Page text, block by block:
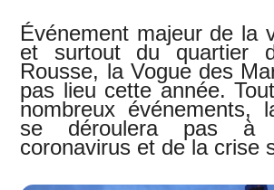
Événement majeur de la
et surtout du quartier
Rousse, la Vogue des
pas lieu cette année.
nombreux événements,
se déroulera pas à
coronavirus et de la crise